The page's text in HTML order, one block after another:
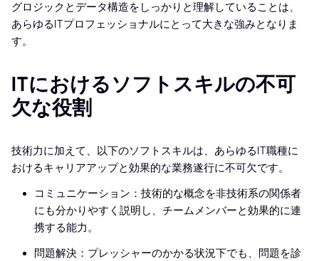
グロジックとデータ構造をしっかりと理解していることは、
あらゆるITプロフェッショナルにとって大きな強みとなりま
す。
ITにおけるソフトスキルの不可
欠な役割
技術力に加えて、以下のソフトスキルは、あらゆるIT職種に
おけるキャリアアップと効果的な業務遂行に不可欠です。
コミュニケーション：技術的な概念を非技術系の関係者
にも分かりやすく説明し、チームメンバーと効果的に連
携する能力。
問題解決：プレッシャーのかかる状況下でも、問題を診